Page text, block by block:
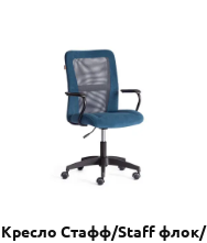
Кресло Стафф/Staff флок/